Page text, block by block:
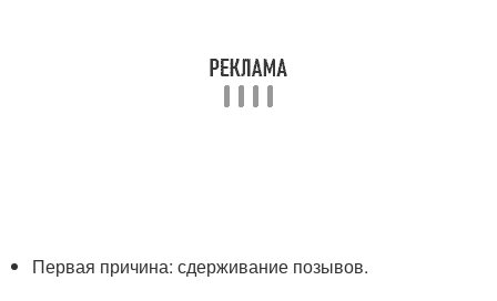
Первая причина: сдерживание позывов.